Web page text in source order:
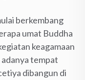
berkembang
umat Buddha
keagamaan
tempat
dibangun di